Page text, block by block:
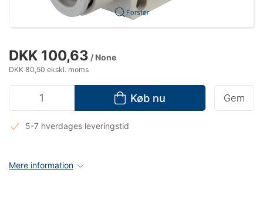
Forstør
DKK 100,63 / None
DKK 80,50 ekskl. moms
Køb nu Gem
5-7 hverdages leveringstid
Mere information